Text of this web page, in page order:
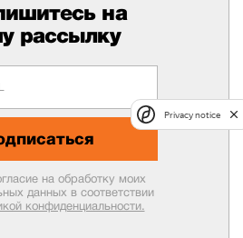
на
рассылку
на обработку моих
данных в соответствии
конфиденциальности.
Privacy notice